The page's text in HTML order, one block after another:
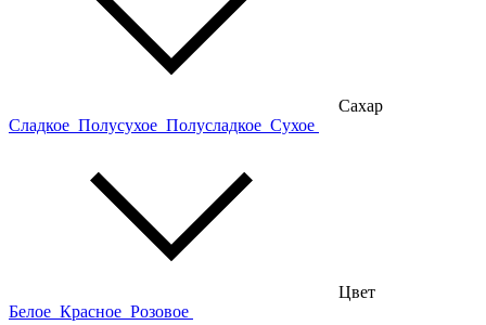
Сахар
Сладкое Полусухое Полусладкое Сухое
Цвет
Белое Красное Розовое